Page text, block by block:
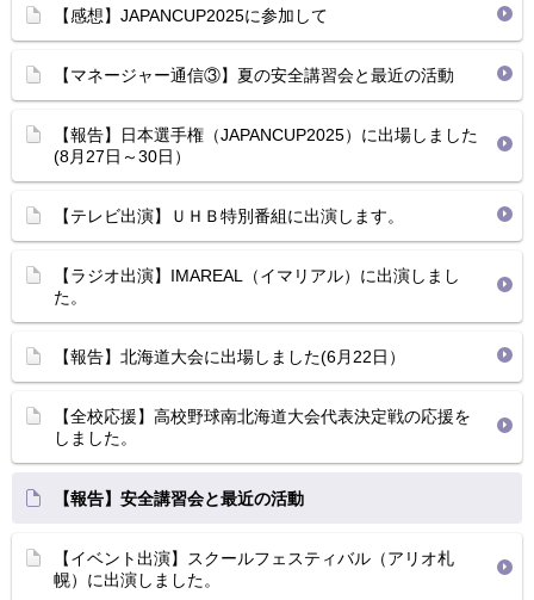
【感想】JAPANCUP2025に参加して
【マネージャー通信③】夏の安全講習会と最近の活動
【報告】日本選手権（JAPANCUP2025）に出場しました
(8月27日～30日）
【テレビ出演】ＵＨＢ特別番組に出演します。
【ラジオ出演】IMAREAL（イマリアル）に出演しまし
た。
【報告】北海道大会に出場しました(6月22日）
【全校応援】高校野球南北海道大会代表決定戦の応援を
しました。
【報告】安全講習会と最近の活動
【イベント出演】スクールフェスティバル（アリオ札
幌）に出演しました。